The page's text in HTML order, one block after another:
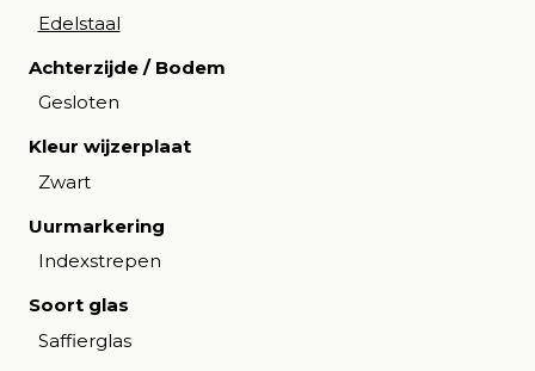
Edelstaal
Achterzijde / Bodem
Gesloten
Kleur wijzerplaat
Zwart
Uurmarkering
Indexstrepen
Soort glas
Saffierglas